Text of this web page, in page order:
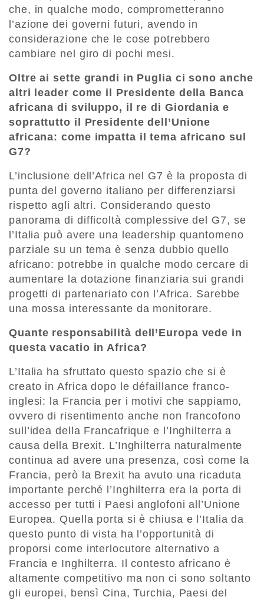
che, in qualche modo, comprometteranno
l’azione dei governi futuri, avendo in
considerazione che le cose potrebbero
cambiare nel giro di pochi mesi.
Oltre ai sette grandi in Puglia ci sono anche
altri leader come il Presidente della Banca
africana di sviluppo, il re di Giordania e
soprattutto il Presidente dell’Unione
africana: come impatta il tema africano sul
G7?
L’inclusione dell’Africa nel G7 è la proposta di
punta del governo italiano per differenziarsi
rispetto agli altri. Considerando questo
panorama di difficoltà complessive del G7, se
l’Italia può avere una leadership quantomeno
parziale su un tema è senza dubbio quello
africano: potrebbe in qualche modo cercare di
aumentare la dotazione finanziaria sui grandi
progetti di partenariato con l’Africa. Sarebbe
una mossa interessante da monitorare.
Quante responsabilità dell’Europa vede in
questa vacatio in Africa?
L’Italia ha sfruttato questo spazio che si è
creato in Africa dopo le défaillance franco-
inglesi: la Francia per i motivi che sappiamo,
ovvero di risentimento anche non francofono
sull’idea della Francafrique e l’Inghilterra a
causa della Brexit. L’Inghilterra naturalmente
continua ad avere una presenza, così come la
Francia, però la Brexit ha avuto una ricaduta
importante perché l’Inghilterra era la porta di
accesso per tutti i Paesi anglofoni all’Unione
Europea. Quella porta si è chiusa e l’Italia da
questo punto di vista ha l’opportunità di
proporsi come interlocutore alternativo a
Francia e Inghilterra. Il contesto africano è
altamente competitivo ma non ci sono soltanto
gli europei, bensì Cina, Turchia, Paesi del